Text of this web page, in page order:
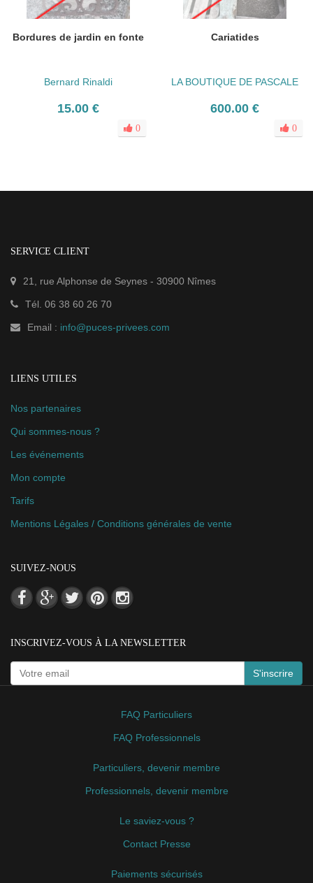
Bordures de jardin en fonte
Bernard Rinaldi
15.00 €
0
Cariatides
LA BOUTIQUE DE PASCALE
600.00 €
0
SERVICE CLIENT
21, rue Alphonse de Seynes - 30900 Nîmes
Tél. 06 38 60 26 70
Email : info@puces-privees.com
LIENS UTILES
Nos partenaires
Qui sommes-nous ?
Les événements
Mon compte
Tarifs
Mentions Légales / Conditions générales de vente
SUIVEZ-NOUS
INSCRIVEZ-VOUS À LA NEWSLETTER
S'inscrire
FAQ Particuliers
FAQ Professionnels
Particuliers, devenir membre
Professionnels, devenir membre
Le saviez-vous ?
Contact Presse
Paiements sécurisés